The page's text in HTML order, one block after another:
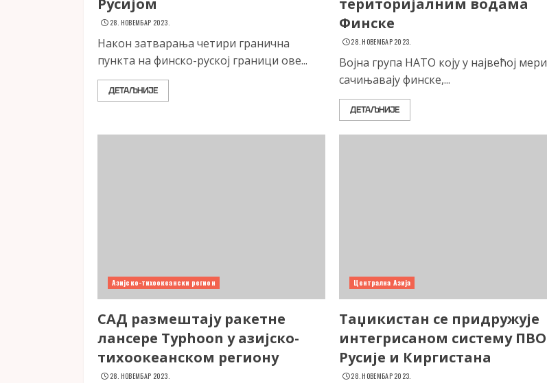
Русијом
28. НОВЕМБАР 2023.
Након затварања четири гранична
пункта на финско-руској граници ове...
ДЕТАЉНИЈЕ
територијалним водама
Финске
28. НОВЕМБАР 2023.
Војна група НАТО коју у највећој мери
сачињавају финске,...
ДЕТАЉНИЈЕ
Азијско-тихоокеански регион
САД размештају ракетне
лансере Typhoon у азијско-
тихоокеанском региону
28. НОВЕМБАР 2023.
Централна Азија
Таџикистан се придружује
интегрисаном систему ПВО
Русије и Киргистана
28. НОВЕМБАР 2023.